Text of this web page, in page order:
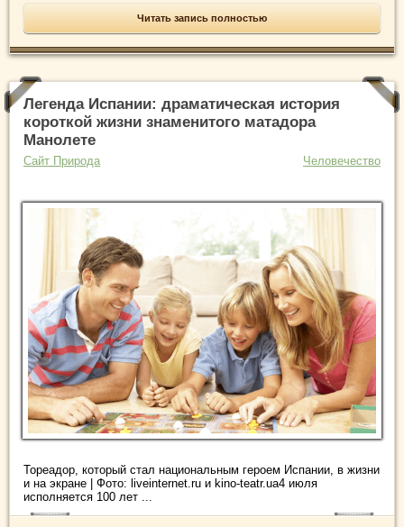
Читать запись полностью
Легенда Испании: драматическая история
короткой жизни знаменитого матадора
Манолете
Сайт Природа Человечество
Тореадор, который стал национальным героем Испании, в жизни
и на экране | Фото: liveinternet.ru и kino-teatr.ua4 июля
исполняется 100 лет ...